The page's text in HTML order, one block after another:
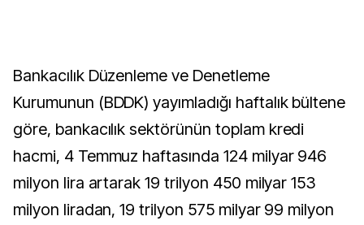
Bankacılık Düzenleme ve Denetleme
Kurumunun (BDDK) yayımladığı haftalık bültene
göre, bankacılık sektörünün toplam kredi
hacmi, 4 Temmuz haftasında 124 milyar 946
milyon lira artarak 19 trilyon 450 milyar 153
milyon liradan, 19 trilyon 575 milyar 99 milyon